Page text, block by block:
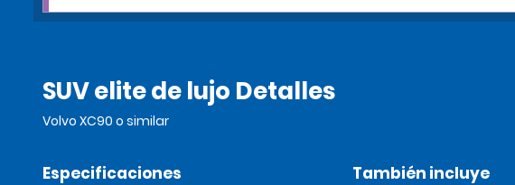
SUV elite de lujo Detalles
Volvo XC90 o similar
Especificaciones También incluye